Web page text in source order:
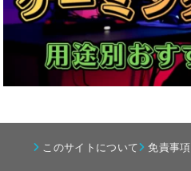
このサイトについて 免責事項